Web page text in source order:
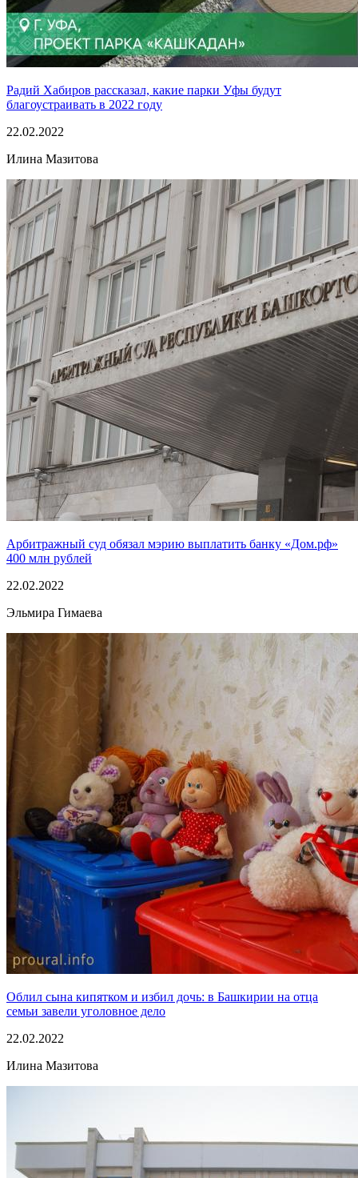
Радий Хабиров рассказал, какие парки Уфы будут
благоустраивать в 2022 году
22.02.2022
Илина Мазитова
Арбитражный суд обязал мэрию выплатить банку «Дом.рф»
400 млн рублей
22.02.2022
Эльмира Гимаева
Облил сына кипятком и избил дочь: в Башкирии на отца
семьи завели уголовное дело
22.02.2022
Илина Мазитова